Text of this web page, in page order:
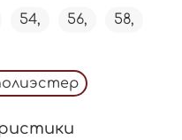
54, 56, 58,